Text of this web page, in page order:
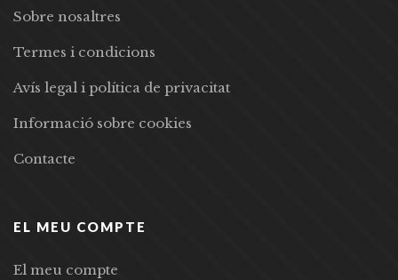
Sobre nosaltres
Termes i condicions
Avís legal i política de privacitat
Informació sobre cookies
Contacte
EL MEU COMPTE
El meu compte